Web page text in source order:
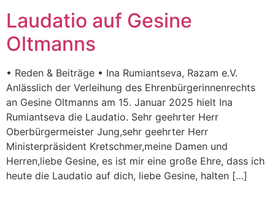
Laudatio auf Gesine
Oltmanns
• Reden & Beiträge • Ina Rumiantseva, Razam e.V.
Anlässlich der Verleihung des Ehrenbürgerinnenrechts
an Gesine Oltmanns am 15. Januar 2025 hielt Ina
Rumiantseva die Laudatio. Sehr geehrter Herr
Oberbürgermeister Jung,sehr geehrter Herr
Ministerpräsident Kretschmer,meine Damen und
Herren,liebe Gesine, es ist mir eine große Ehre, dass ich
heute die Laudatio auf dich, liebe Gesine, halten […]